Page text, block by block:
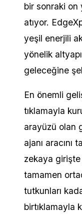
bir sonraki on
atıyor.
yeşil enerjili
yönelik
geleceğine
En önemli
tıklamayla
arayüzü olan
ajanı aracını
zekaya girişte
tamamen
tutkunları
birtıklamayla